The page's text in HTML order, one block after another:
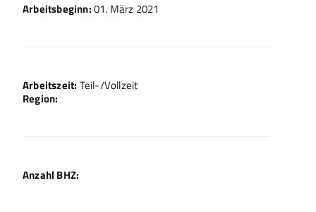
Arbeitsbeginn:01. März 2021
Arbeitszeit: Teil-/Vollzeit
Region:
Anzahl BHZ: